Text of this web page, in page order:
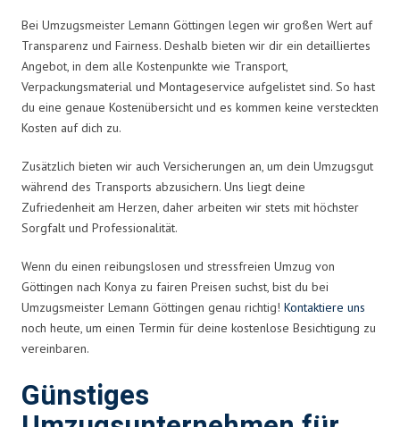
Bei Umzugsmeister Lemann Göttingen legen wir großen Wert auf
Transparenz und Fairness. Deshalb bieten wir dir ein detailliertes
Angebot, in dem alle Kostenpunkte wie Transport,
Verpackungsmaterial und Montageservice aufgelistet sind. So hast
du eine genaue Kostenübersicht und es kommen keine versteckten
Kosten auf dich zu.
Zusätzlich bieten wir auch Versicherungen an, um dein Umzugsgut
während des Transports abzusichern. Uns liegt deine
Zufriedenheit am Herzen, daher arbeiten wir stets mit höchster
Sorgfalt und Professionalität.
Wenn du einen reibungslosen und stressfreien Umzug von
Göttingen nach Konya zu fairen Preisen suchst, bist du bei
Umzugsmeister Lemann Göttingen genau richtig! Kontaktiere uns
noch heute, um einen Termin für deine kostenlose Besichtigung zu
vereinbaren.
Günstiges